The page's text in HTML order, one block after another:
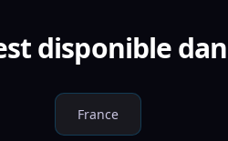
disponible
France